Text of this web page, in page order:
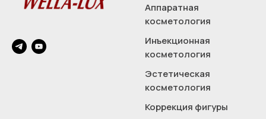
Аппаратная
косметология
Инъекционная
косметология
Эстетическая
косметология
Коррекция фигуры